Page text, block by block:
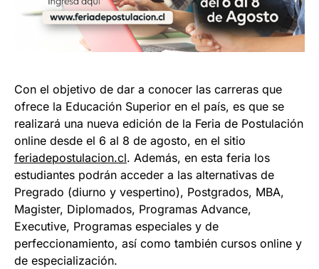
Con el objetivo de dar a conocer las carreras que
ofrece la Educación Superior en el país, es que se
realizará una nueva edición de la Feria de Postulación
online desde el 6 al 8 de agosto, en el sitio
feriadepostulacion.cl. Además, en esta feria los
estudiantes podrán acceder a las alternativas de
Pregrado (diurno y vespertino), Postgrados, MBA,
Magister, Diplomados, Programas Advance,
Executive, Programas especiales y de
perfeccionamiento, así como también cursos online y
de especialización.